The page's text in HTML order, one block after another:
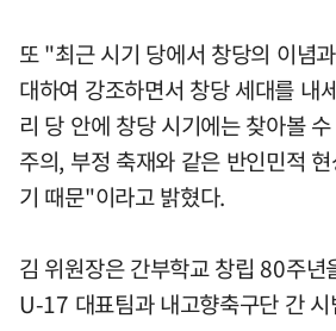
또 "최근 시기 당에서 창당의 이념
대하여 강조하면서 창당 세대를 내
리 당 안에 창당 시기에는 찾아볼
주의, 부정 축재와 같은 반인민적
기 때문"이라고 밝혔다.
김 위원장은 간부학교 창립 80주년
U-17 대표팀과 내고향축구단 간